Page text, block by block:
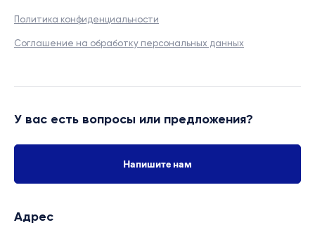
Политика конфиденциальности
Соглашение на обработку персональных данных
У вас есть вопросы или предложения?
Напишите нам
Адрес